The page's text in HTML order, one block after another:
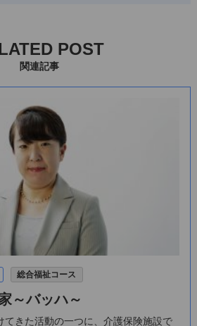
POST
関連記事
総合福祉コース
～バッハ～
てきた活動の一つに、介護保険施設で